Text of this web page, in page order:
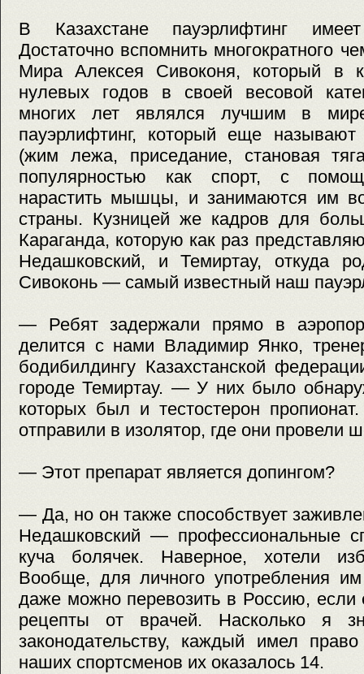
В Казахстане пауэрлифтинг
Достаточно вспомнить многократного
Мира Алексея Сивоконя, который в
нулевых годов в своей весовой
многих лет являлся лучшим в
пауэрлифтинг, который еще
(жим лежа, приседание, становая
популярностью как спорт, с
нарастить мышцы, и занимаются им
страны. Кузницей же кадров для
Караганда, которую как раз
Недашковский, и Темиртау, откуда
Сивоконь — самый известный наш
— Ребят задержали прямо в
делится с нами Владимир Янко,
бодибилдингу Казахстанской
городе Темиртау. — У них было
которых был и тестостерон
отправили в изолятор, где они провели
— Этот препарат является допингом?
— Да, но он также способствует
Недашковский — профессиональные
куча болячек. Наверное, хотели
Вообще, для личного употребления
даже можно перевозить в Россию, если
рецепты от врачей. Насколько я
законодательству, каждый имел
наших спортсменов их оказалось 14.